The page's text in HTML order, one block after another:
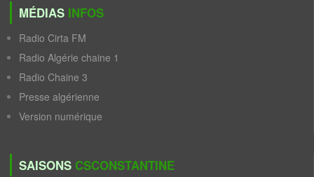
MÉDIAS INFOS
Radio Cirta FM
Radio Algérie chaine 1
Radio Chaine 3
Presse algérienne
Version numérique
SAISONS CSCONSTANTINE